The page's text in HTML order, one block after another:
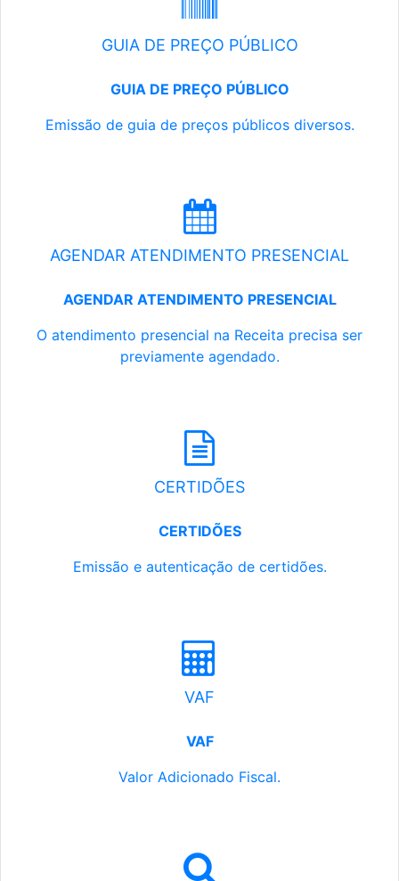
GUIA DE PREÇO PÚBLICO
GUIA DE PREÇO PÚBLICO
Emissão de guia de preços públicos diversos.
AGENDAR ATENDIMENTO PRESENCIAL
AGENDAR ATENDIMENTO PRESENCIAL
O atendimento presencial na Receita precisa ser
previamente agendado.
CERTIDÕES
CERTIDÕES
Emissão e autenticação de certidões.
VAF
VAF
Valor Adicionado Fiscal.